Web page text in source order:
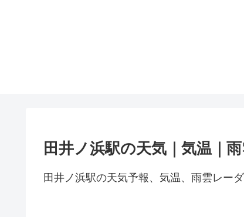
田井ノ浜駅の天気｜気温｜
田井ノ浜駅の天気予報、気温、雨雲レー